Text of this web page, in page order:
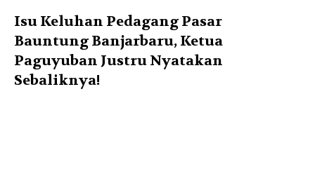
Isu Keluhan Pedagang Pasar
Bauntung Banjarbaru, Ketua
Paguyuban Justru Nyatakan
Sebaliknya!